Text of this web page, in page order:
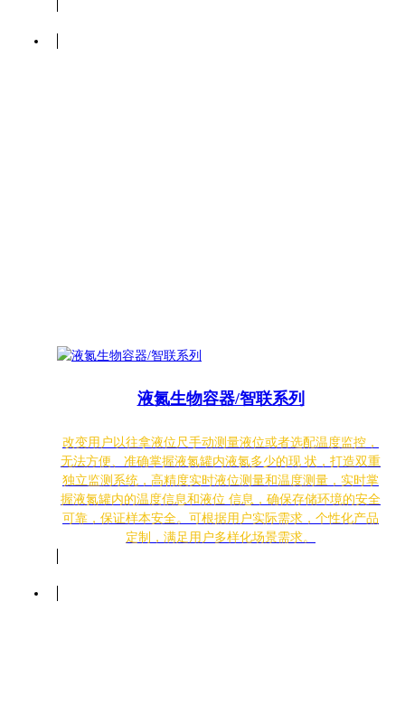
液氮生物容器/智联系列
改变用户以往拿液位尺手动测量液位或者选配温度监控，
无法方便、准确掌握液氮罐内液氮多少的现 状，打造双重
独立监测系统，高精度实时液位测量和温度测量，实时掌
握液氮罐内的温度信息和液位 信息，确保存储环境的安全
可靠，保证样本安全。可根据用户实际需求，个性化产品
定制，满足用户多样化场景需求。